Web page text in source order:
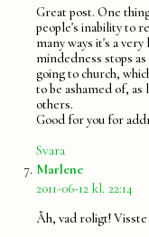
Great post. One
people's inability to
many ways it's a
mindedness stops
going to church,
to be ashamed of, as
others.
Good for you for
Svara
Marlenesäger:
2011-06-12 kl. 22:14
Åh, vad roligt!